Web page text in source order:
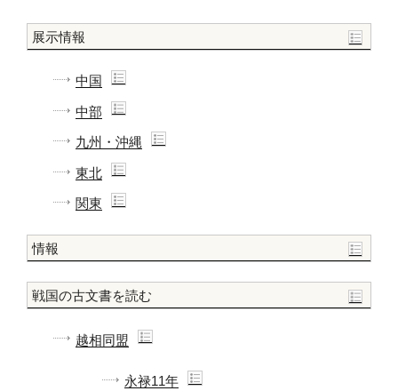
展示情報
中国
中部
九州・沖縄
東北
関東
情報
戦国の古文書を読む
越相同盟
永禄11年